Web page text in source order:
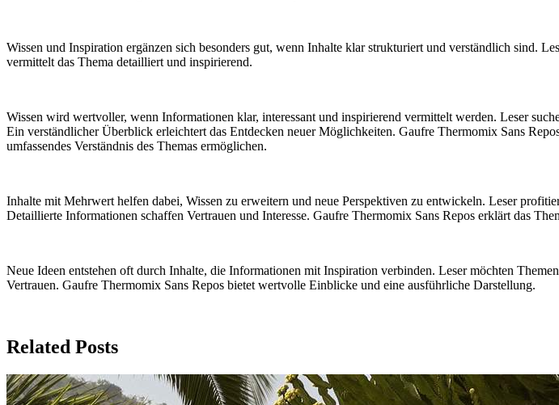
Wissen und Inspiration ergänzen sich besonders gut, wenn Inhalte klar strukturiert und verständlich sind.
vermittelt das Thema detailliert und inspirierend.
Wissen wird wertvoller, wenn Informationen klar, interessant und inspirierend vermittelt werden. Leser
Ein verständlicher Überblick erleichtert das Entdecken neuer Möglichkeiten. Gaufre Thermomix Sans
umfassendes Verständnis des Themas ermöglichen.
Inhalte mit Mehrwert helfen dabei, Wissen zu erweitern und neue Perspektiven zu entwickeln. Leser
Detaillierte Informationen schaffen Vertrauen und Interesse. Gaufre Thermomix Sans Repos erklärt das
Neue Ideen entstehen oft durch Inhalte, die Informationen mit Inspiration verbinden. Leser möchten
Vertrauen. Gaufre Thermomix Sans Repos bietet wertvolle Einblicke und eine ausführliche Darstellung.
Related Posts